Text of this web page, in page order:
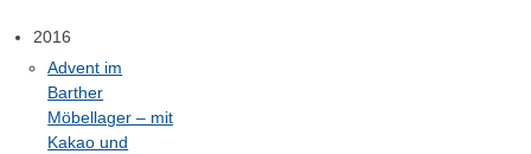
2016
Advent im
Barther
Möbellager – mit
Kakao und